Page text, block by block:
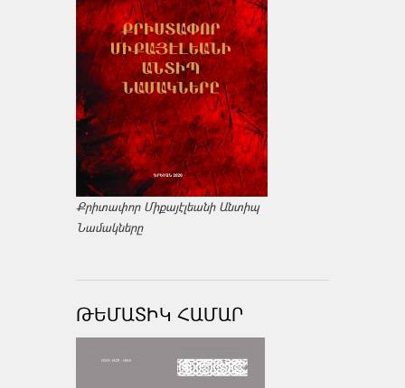
Քրիտափոր Միքայէլեանի Անտիպ
Նամակները
ԹԵՄԱՏԻԿ ՀԱՄԱՐ